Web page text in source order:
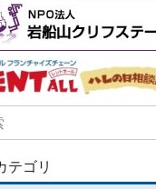
テゴリ